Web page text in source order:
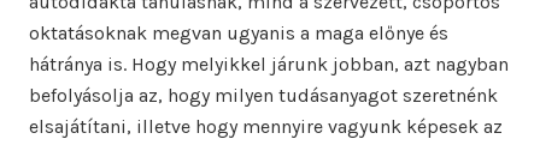
oktatásoknak megvan ugyanis a maga előnye és
hátránya is. Hogy melyikkel járunk jobban, azt nagyban
befolyásolja az, hogy milyen tudásanyagot szeretnénk
elsajátítani, illetve hogy mennyire vagyunk képesek az